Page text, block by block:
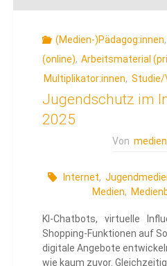
(Medien-)Pädagog:innen,
(online), Arbeitsmaterial
Multiplikator:innen, Studie/
Jugendschutz im
2025
Von
Internet,
Medien,
KI-Chatbots, virtuelle
Shopping-Funktionen auf
digitale Angebote
wie kaum zuvor.